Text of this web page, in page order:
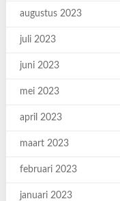
augustus 2023
juli 2023
juni 2023
mei 2023
april 2023
maart 2023
februari 2023
januari 2023